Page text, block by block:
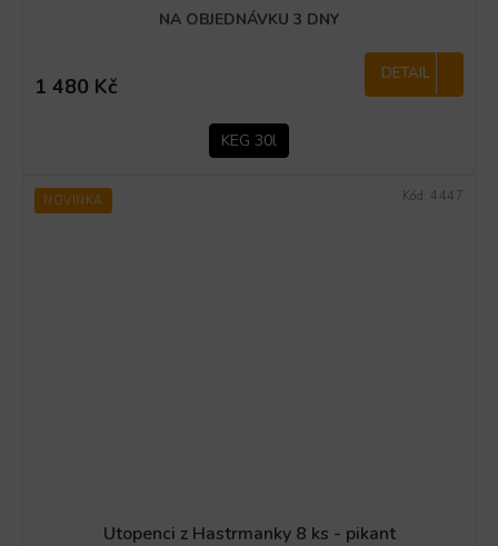
NA OBJEDNÁVKU 3 DNY
1 480 Kč DETAIL
KEG 30l
NOVINKA
Utopenci z Hastrmanky 8 ks - pikant
Kód: 4447